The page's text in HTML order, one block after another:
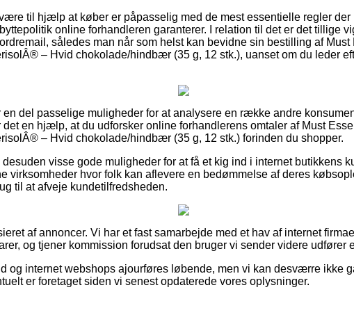
til hjælp at køber er påpasselig med de mest essentielle regler
online forhandleren garanterer. I relation til det er det tillige
således man når som helst kan bevidne sin bestilling af
– Hvid chokolade/hindbær (35 g, 12 stk.), uanset om du leder
del passelige muligheder for at analysere en række andre
det en hjælp, at du udforsker online forhandlerens omtaler af Must
– Hvid chokolade/hindbær (35 g, 12 stk.) forinden du shopper.
visse gode muligheder for at få et kig ind i internet butikkens
virksomheder hvor folk kan aflevere en bedømmelse af deres
til at afveje kundetilfredsheden.
af annoncer. Vi har et fast samarbejde med et hav af internet
og tjener kommission forudsat den bruger vi sender videre udfører
og internet webshops ajourføres løbende, men vi kan desværre ikke
er foretaget siden vi senest opdaterede vores oplysninger.